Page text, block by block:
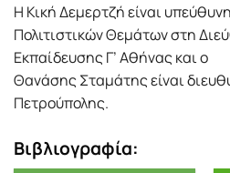
Η Κική Δεμερτζή είναι υπεύθυνη
Πολιτιστικών Θεμάτων στη
Εκπαίδευσης Γ’ Αθήνας και ο
Θανάσης Σταμάτης είναι
Πετρούπολης.
Βιβλιογραφία: